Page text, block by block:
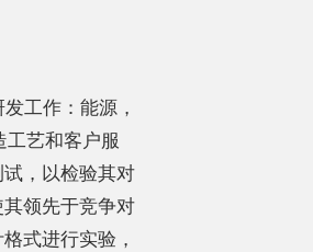
工作：能源，
艺和客户服
，以检验其对
领先于竞争对
式进行实验，